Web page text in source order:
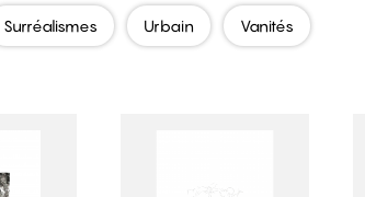
Surréalismes Urbain Vanités